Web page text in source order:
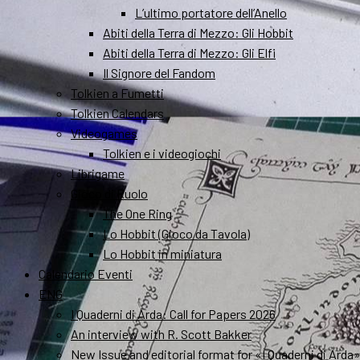
L’ultimo portatore dell’Anello
Abiti della Terra di Mezzo: Gli Hobbit
Abiti della Terra di Mezzo: Gli Elfi
Il Signore del Fandom
Tolkien a Fumetti
Tolkien Calendars
Videogames
Tolkien e i videogiochi
Librigame
Gioco di Ruolo
The One Ring
Lo Hobbit (Gioco da Tavola)
Lo Hobbit in miniatura
Calendario Eventi
ENG
I Quaderni di Arda: Call for Papers 2026
An interview with R. Scott Bakker
New Issue and editorial format for «I Quaderni di Arda»